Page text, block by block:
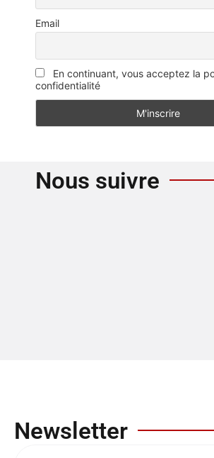
Email
En continuant, vous acceptez la
confidentialité
Nous suivre
Newsletter